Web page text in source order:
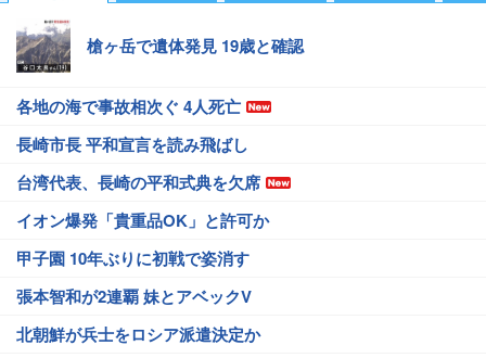
槍ヶ岳で遺体発見 19歳と確認
各地の海で事故相次ぐ 4人死亡
長崎市長 平和宣言を読み飛ばし
台湾代表、長崎の平和式典を欠席
イオン爆発「貴重品OK」と許可か
甲子園 10年ぶりに初戦で姿消す
張本智和が2連覇 妹とアベックV
北朝鮮が兵士をロシア派遣決定か